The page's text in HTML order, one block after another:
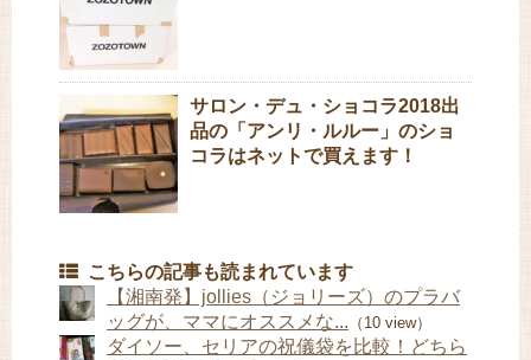
サロン・デュ・ショコラ2018出
品の「アンリ・ルルー」のショ
コラはネットで買えます！
こちらの記事も読まれています
【湘南発】jollies（ジョリーズ）のプラバ
ッグが、ママにオススメな... （10 view）
ダイソー、セリアの祝儀袋を比較！どちら